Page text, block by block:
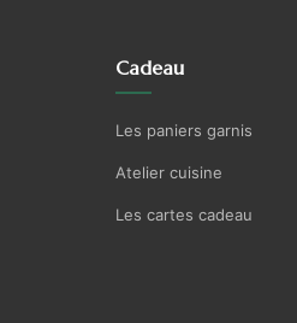
Cadeau
Les paniers garnis
Atelier cuisine
Les cartes cadeau